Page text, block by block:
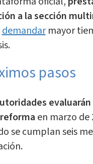
a la sección
demandarmayor
pasos
en marzo de
se cumplan seis